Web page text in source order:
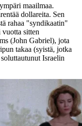
maailmaa.
dollareita. Sen
rahaa "syndikaatin"
sitten
(John Gabriel), jota
takaa (syistä, jotka
Israelin